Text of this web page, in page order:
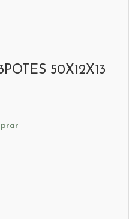
50X12X13